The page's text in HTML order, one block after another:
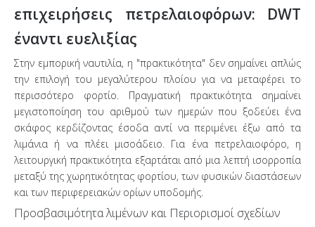
επιχειρήσεις πετρελαιοφόρων: DWT
έναντι ευελιξίας
Στην εμπορική ναυτιλία, η "πρακτικότητα" δεν σημαίνει απλώς
την επιλογή του μεγαλύτερου πλοίου για να μεταφέρει το
περισσότερο φορτίο. Πραγματική πρακτικότητα σημαίνει
μεγιστοποίηση του αριθμού των ημερών που ξοδεύει ένα
σκάφος κερδίζοντας έσοδα αντί να περιμένει έξω από τα
λιμάνια ή να πλέει μισοάδειο. Για ένα πετρελαιοφόρο, η
λειτουργική πρακτικότητα εξαρτάται από μια λεπτή ισορροπία
μεταξύ της χωρητικότητας φορτίου, των φυσικών διαστάσεων
και των περιφερειακών ορίων υποδομής.
Προσβασιμότητα λιμένων και Περιορισμοί σχεδίων